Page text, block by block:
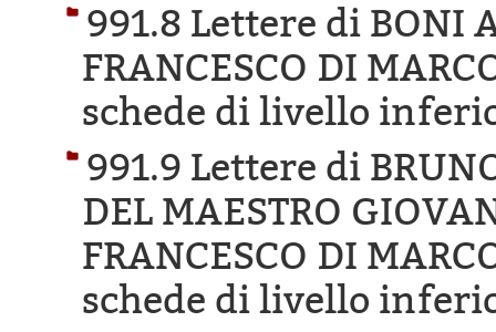
991.8 Lettere di BONI
FRANCESCO DI
schede di livello
991.9 Lettere di
DEL MAESTRO
FRANCESCO DI
schede di livello